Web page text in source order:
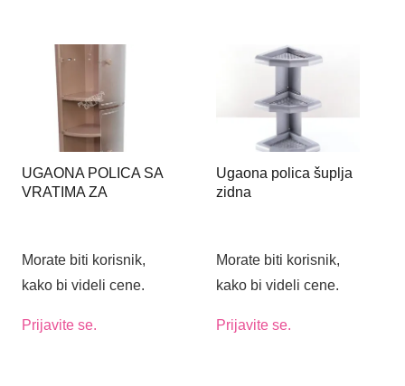
UGAONA POLICA SA
VRATIMA ZA
Morate biti korisnik,
kako bi videli cene.
Prijavite se.
Ugaona polica šuplja
zidna
Morate biti korisnik,
kako bi videli cene.
Prijavite se.